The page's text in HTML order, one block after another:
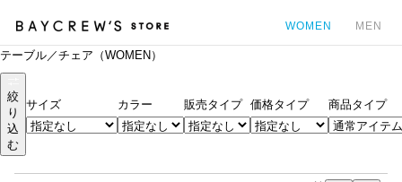
WOMEN MEN
テーブル／チェア（WOMEN）
絞
り
込
む
サイズ カラー 販売タイプ 価格タイプ 商品タイプ